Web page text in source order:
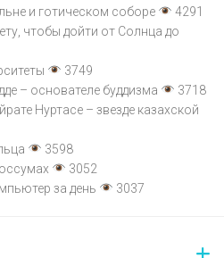
и готическом соборе
4291
чтобы дойти от Солнца до
3749
– основателе буддизма
3718
Нуртасе – звезде казахской
3598
3052
за день
3037